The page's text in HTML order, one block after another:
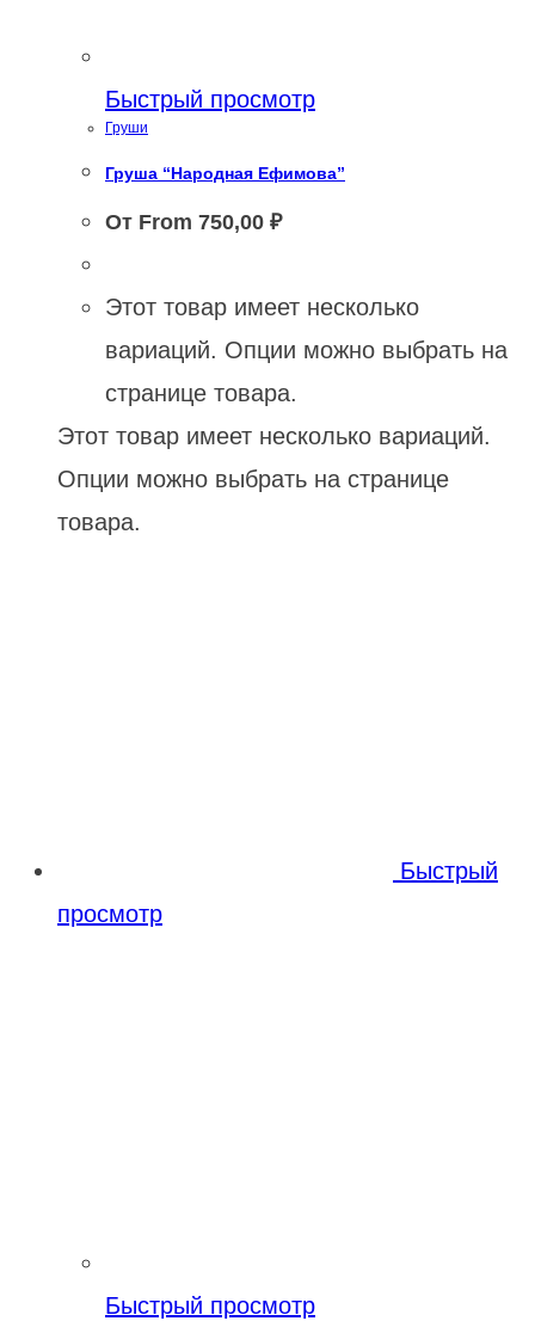
Быстрый просмотр
Груши
Груша “Народная Ефимова”
От From 750,00 ₽
Этот товар имеет несколько
вариаций. Опции можно выбрать на
странице товара.
Этот товар имеет несколько вариаций.
Опции можно выбрать на странице
товара.
Быстрый
просмотр
Быстрый просмотр